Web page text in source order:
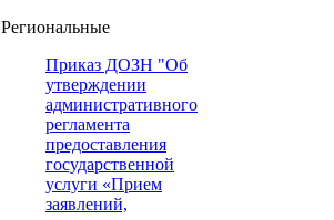
Региональные
Приказ ДОЗН "Об
утверждении
административного
регламента
предоставления
государственной
услуги «Прием
заявлений,